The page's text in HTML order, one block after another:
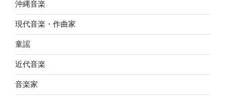
沖縄音楽
現代音楽・作曲家
童謡
近代音楽
音楽家